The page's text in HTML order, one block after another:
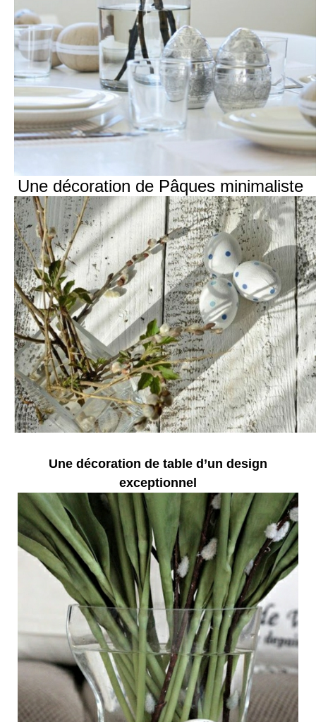
Une décoration de Pâques minimaliste
Une décoration de table d’un design
exceptionnel